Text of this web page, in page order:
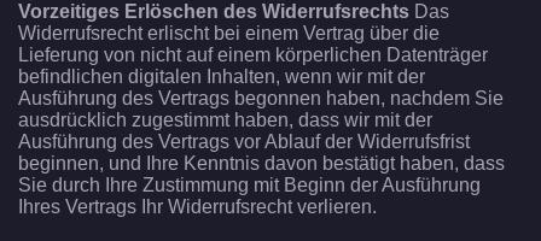
Vorzeitiges Erlöschen des Widerrufsrechts Das
Widerrufsrecht erlischt bei einem Vertrag über die
Lieferung von nicht auf einem körperlichen Datenträger
befindlichen digitalen Inhalten, wenn wir mit der
Ausführung des Vertrags begonnen haben, nachdem Sie
ausdrücklich zugestimmt haben, dass wir mit der
Ausführung des Vertrags vor Ablauf der Widerrufsfrist
beginnen, und Ihre Kenntnis davon bestätigt haben, dass
Sie durch Ihre Zustimmung mit Beginn der Ausführung
Ihres Vertrags Ihr Widerrufsrecht verlieren.